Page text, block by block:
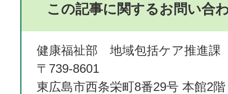
この記事に関するお問い合
健康福祉部 地域包括ケア推進
〒739-8601
東広島市西条栄町8番29号 本館2階